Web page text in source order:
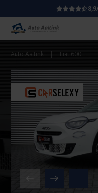
Auto Aaltink | Fiat 600